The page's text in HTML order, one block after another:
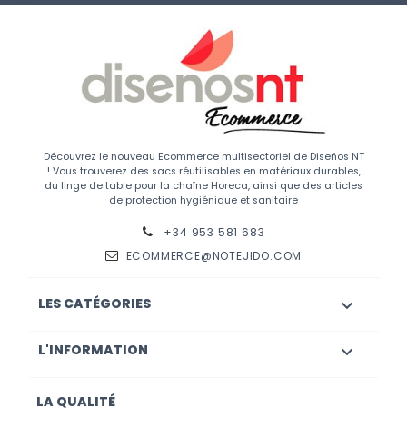
Découvrez le nouveau Ecommerce multisectoriel de Diseños NT
! Vous trouverez des sacs réutilisables en matériaux durables,
du linge de table pour la chaîne Horeca, ainsi que des articles
de protection hygiénique et sanitaire
+34 953 581 683
ECOMMERCE@NOTEJIDO.COM
LES CATÉGORIES 
L'INFORMATION 
LA QUALITÉ